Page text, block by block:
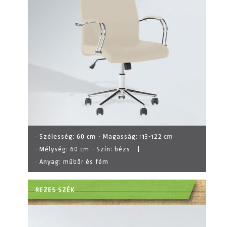
· Szélesség: 60 cm · Magasság:113-122 cm
· Mélység: 60 cm · Szín: bézs
· Anyag: műbőr és fém
REZES SZÉK